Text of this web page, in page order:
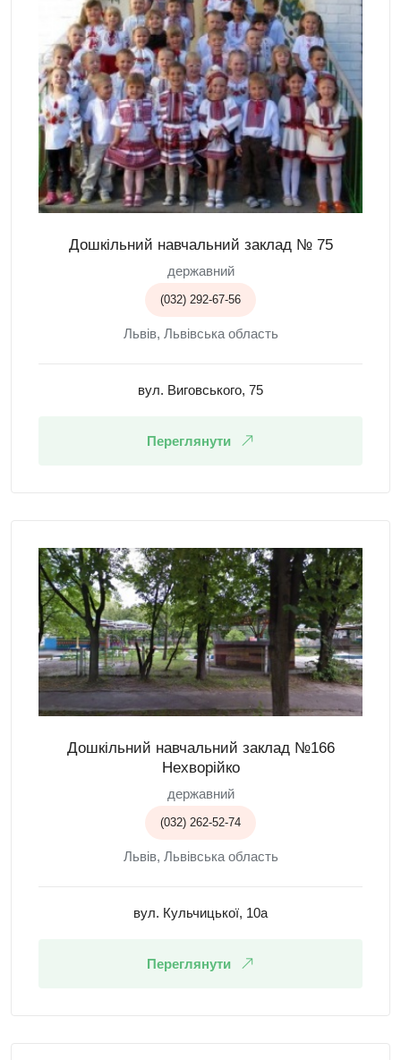
Дошкільний навчальний заклад № 75
державний
(032) 292-67-56
Львів, Львівська область
вул. Виговського, 75
Переглянути
Дошкільний навчальний заклад №166
Нехворійко
державний
(032) 262-52-74
Львів, Львівська область
вул. Кульчицької, 10а
Переглянути